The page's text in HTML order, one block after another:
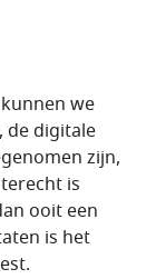
we
de digitale
zijn,
is
ooit een
is het